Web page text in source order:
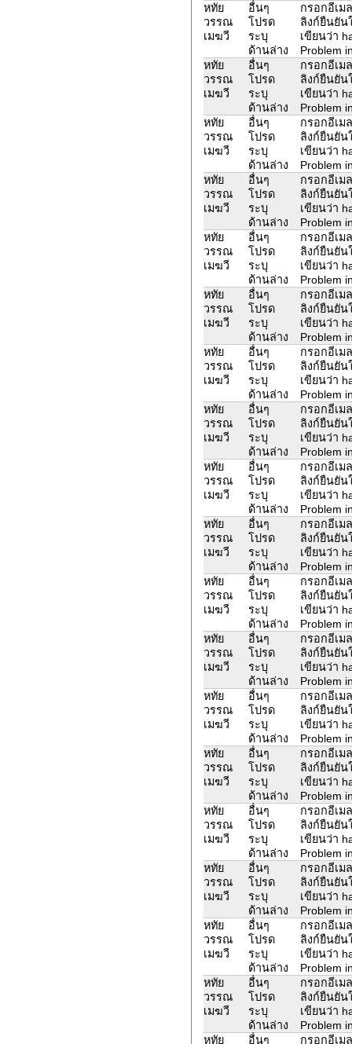
หทัย
วรรณ
เมฆวี
อื่นๆ
โปรด
ระบุ
ด้านล่าง
กรอกอีเม
ลิงก์ยืนยัน
เขียนว่า
Problem
หทัย
วรรณ
เมฆวี
อื่นๆ
โปรด
ระบุ
ด้านล่าง
กรอกอีเม
ลิงก์ยืนยัน
เขียนว่า
Problem
หทัย
วรรณ
เมฆวี
อื่นๆ
โปรด
ระบุ
ด้านล่าง
กรอกอีเม
ลิงก์ยืนยัน
เขียนว่า
Problem
หทัย
วรรณ
เมฆวี
อื่นๆ
โปรด
ระบุ
ด้านล่าง
กรอกอีเม
ลิงก์ยืนยัน
เขียนว่า
Problem
หทัย
วรรณ
เมฆวี
อื่นๆ
โปรด
ระบุ
ด้านล่าง
กรอกอีเม
ลิงก์ยืนยัน
เขียนว่า
Problem
หทัย
วรรณ
เมฆวี
อื่นๆ
โปรด
ระบุ
ด้านล่าง
กรอกอีเม
ลิงก์ยืนยัน
เขียนว่า
Problem
หทัย
วรรณ
เมฆวี
อื่นๆ
โปรด
ระบุ
ด้านล่าง
กรอกอีเม
ลิงก์ยืนยัน
เขียนว่า
Problem
หทัย
วรรณ
เมฆวี
อื่นๆ
โปรด
ระบุ
ด้านล่าง
กรอกอีเม
ลิงก์ยืนยัน
เขียนว่า
Problem
หทัย
วรรณ
เมฆวี
อื่นๆ
โปรด
ระบุ
ด้านล่าง
กรอกอีเม
ลิงก์ยืนยัน
เขียนว่า
Problem
หทัย
วรรณ
เมฆวี
อื่นๆ
โปรด
ระบุ
ด้านล่าง
กรอกอีเม
ลิงก์ยืนยัน
เขียนว่า
Problem
หทัย
วรรณ
เมฆวี
อื่นๆ
โปรด
ระบุ
ด้านล่าง
กรอกอีเม
ลิงก์ยืนยัน
เขียนว่า
Problem
หทัย
วรรณ
เมฆวี
อื่นๆ
โปรด
ระบุ
ด้านล่าง
กรอกอีเม
ลิงก์ยืนยัน
เขียนว่า
Problem
หทัย
วรรณ
เมฆวี
อื่นๆ
โปรด
ระบุ
ด้านล่าง
กรอกอีเม
ลิงก์ยืนยัน
เขียนว่า
Problem
หทัย
วรรณ
เมฆวี
อื่นๆ
โปรด
ระบุ
ด้านล่าง
กรอกอีเม
ลิงก์ยืนยัน
เขียนว่า
Problem
หทัย
วรรณ
เมฆวี
อื่นๆ
โปรด
ระบุ
ด้านล่าง
กรอกอีเม
ลิงก์ยืนยัน
เขียนว่า
Problem
หทัย
วรรณ
เมฆวี
อื่นๆ
โปรด
ระบุ
ด้านล่าง
กรอกอีเม
ลิงก์ยืนยัน
เขียนว่า
Problem
หทัย
วรรณ
เมฆวี
อื่นๆ
โปรด
ระบุ
ด้านล่าง
กรอกอีเม
ลิงก์ยืนยัน
เขียนว่า
Problem
หทัย
วรรณ
เมฆวี
อื่นๆ
โปรด
ระบุ
ด้านล่าง
กรอกอีเม
ลิงก์ยืนยัน
เขียนว่า
Problem
หทัย
อื่นๆ กรอกอีเม